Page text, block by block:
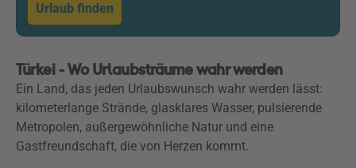
Urlaub finden
Türkei - Wo Urlaubsträume wahr werden
Ein Land, das jeden Urlaubswunsch wahr werden lässt:
kilometerlange Strände, glasklares Wasser, pulsierende
Metropolen, außergewöhnliche Natur und eine
Gastfreundschaft, die von Herzen kommt.